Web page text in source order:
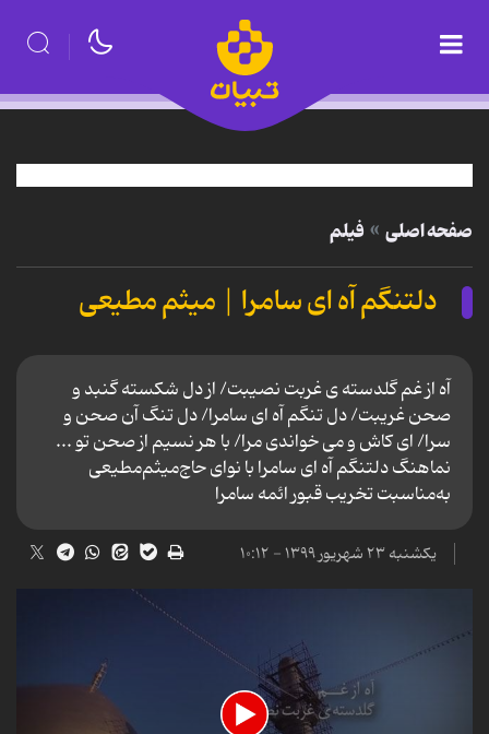
صفحه اصلی فیلم
دلتنگم آه ای سامرا | میثم مطیعی
آه از غم گلدسته ی غربت نصیبت/ از دل شکسته گنبد و
صحن غریبت/ دل تنگم آه ای سامرا/ دل تنگ آن صحن و
سرا/ ای کاش و می خواندی مرا/ با هر نسیم از صحن تو ...
نماهنگ دلتنگم آه ای سامرا با نوای حاج‌میثم‌مطیعی
به‌مناسبت تخریب قبور ائمه سامرا
یکشنبه ۲۳ شهریور ۱۳۹۹ - ۱۰:۱۲